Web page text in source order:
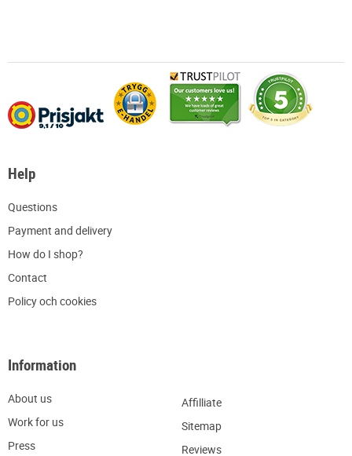
Help
Questions
Payment and delivery
How do I shop?
Contact
Policy och cookies
Information
About us
Work for us
Press
Affilliate
Sitemap
Reviews